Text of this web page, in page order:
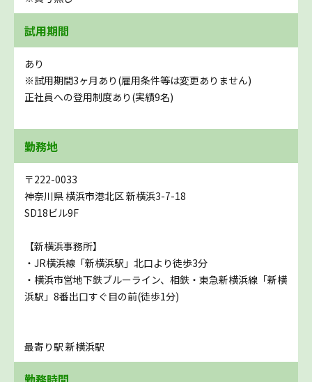
試用期間
あり
※試用期間3ヶ月あり(雇用条件等は変更ありません)
正社員への登用制度あり(実績9名)
勤務地
〒222-0033
神奈川県 横浜市港北区 新横浜3-7-18
SD18ビル9F
【新横浜事務所】
・JR横浜線「新横浜駅」北口より徒歩3分
・横浜市営地下鉄ブルーライン、相鉄・東急新横浜線「新横
浜駅」8番出口すぐ目の前(徒歩1分)
最寄り駅 新横浜駅